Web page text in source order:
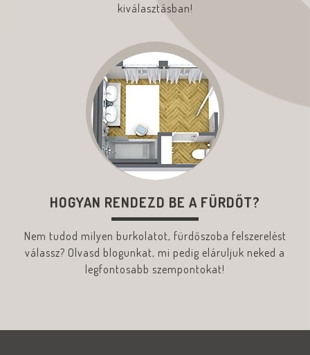
kiválasztásban!
HOGYAN RENDEZD BE A FÜRDŐT?
Nem tudod milyen burkolatot, fürdőszoba felszerelést
válassz? Olvasd blogunkat, mi pedig eláruljuk neked a
legfontosabb szempontokat!